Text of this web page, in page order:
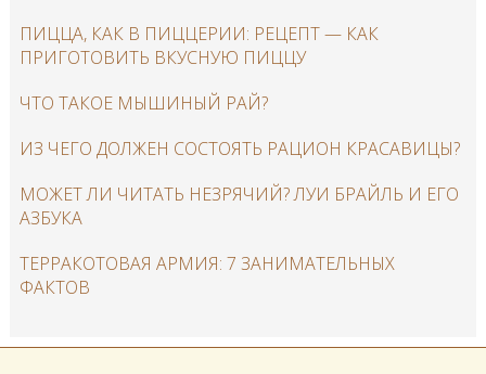
ПИЦЦА, КАК В ПИЦЦЕРИИ: РЕЦЕПТ — КАК
ПРИГОТОВИТЬ ВКУСНУЮ ПИЦЦУ
ЧТО ТАКОЕ МЫШИНЫЙ РАЙ?
ИЗ ЧЕГО ДОЛЖЕН СОСТОЯТЬ РАЦИОН КРАСАВИЦЫ?
МОЖЕТ ЛИ ЧИТАТЬ НЕЗРЯЧИЙ? ЛУИ БРАЙЛЬ И ЕГО
АЗБУКА
ТЕРРАКОТОВАЯ АРМИЯ: 7 ЗАНИМАТЕЛЬНЫХ
ФАКТОВ